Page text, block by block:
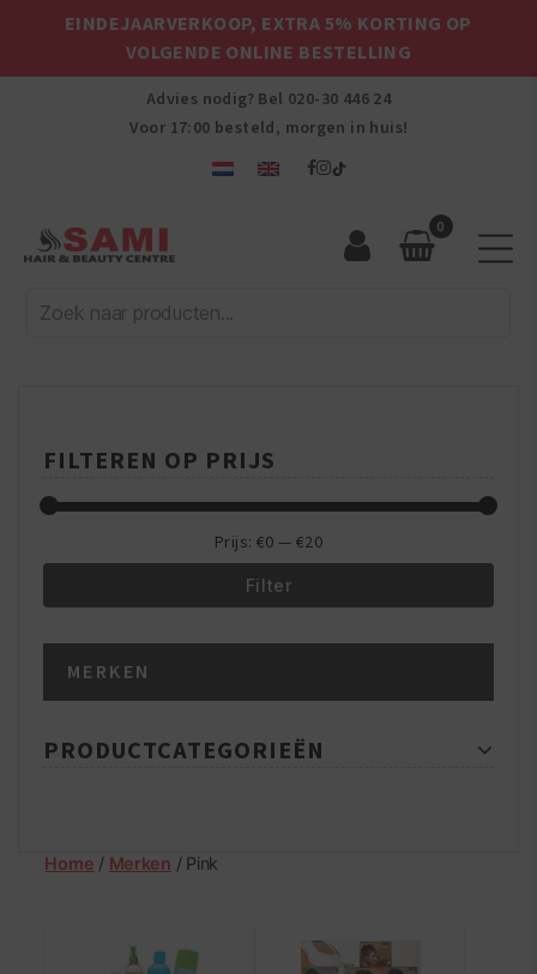
EINDEJAARVERKOOP, EXTRA 5% KORTING OP
VOLGENDE ONLINE BESTELLING
Advies nodig? Bel 020-30 446 24
Voor 17:00 besteld, morgen in huis!
Afro
Hair
0
FILTEREN OP PRIJS
Filter
Prijs: €0 — €20
MERKEN
PRODUCTCATEGORIEËN
Home / Merken / Pink